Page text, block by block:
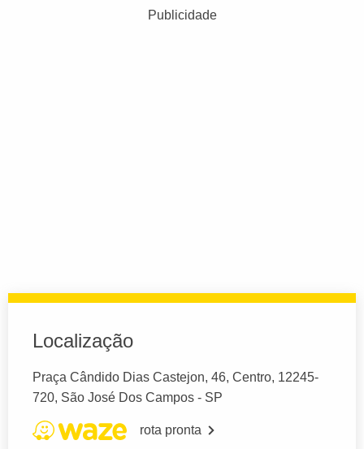
Publicidade
Localização
Praça Cândido Dias Castejon, 46, Centro, 12245-
720, São José Dos Campos - SP
rota pronta